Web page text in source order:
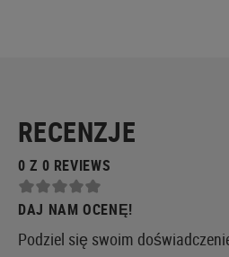
RECENZJE
0 Z 0 REVIEWS
DAJ NAM OCENĘ!
Podziel się swoim